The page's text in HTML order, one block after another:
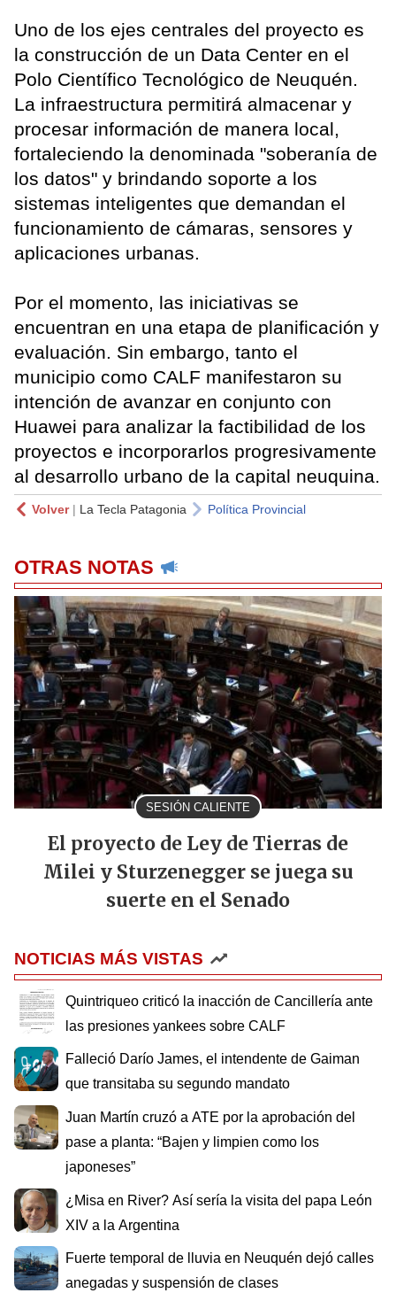
Uno de los ejes centrales del proyecto es
la construcción de un Data Center en el
Polo Científico Tecnológico de Neuquén.
La infraestructura permitirá almacenar y
procesar información de manera local,
fortaleciendo la denominada "soberanía de
los datos" y brindando soporte a los
sistemas inteligentes que demandan el
funcionamiento de cámaras, sensores y
aplicaciones urbanas.
Por el momento, las iniciativas se
encuentran en una etapa de planificación y
evaluación. Sin embargo, tanto el
municipio como CALF manifestaron su
intención de avanzar en conjunto con
Huawei para analizar la factibilidad de los
proyectos e incorporarlos progresivamente
al desarrollo urbano de la capital neuquina.
Volver| La Tecla Patagonia Política Provincial
OTRAS NOTAS
SESIÓN CALIENTE
El proyecto de Ley de Tierras de
Milei y Sturzenegger se juega su
suerte en el Senado
NOTICIAS MÁS VISTAS
Quintriqueo criticó la inacción de Cancillería ante
las presiones yankees sobre CALF
Falleció Darío James, el intendente de Gaiman
que transitaba su segundo mandato
Juan Martín cruzó a ATE por la aprobación del
pase a planta: “Bajen y limpien como los
japoneses”
¿Misa en River? Así sería la visita del papa León
XIV a la Argentina
Fuerte temporal de lluvia en Neuquén dejó calles
anegadas y suspensión de clases